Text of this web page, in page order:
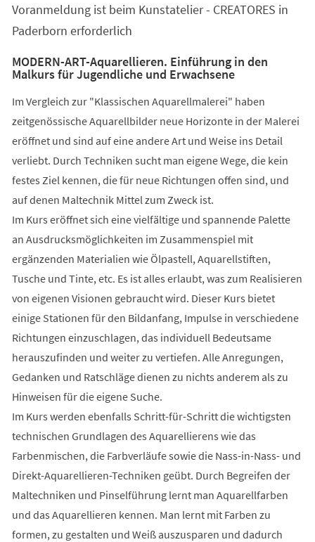
neuen
Tab)
Voranmeldung ist beim Kunstatelier - CREATORES in
Paderborn erforderlich
MODERN-ART-Aquarellieren. Einführung in den
Malkurs für Jugendliche und Erwachsene
Im Vergleich zur "Klassischen Aquarellmalerei" haben
zeitgenössische Aquarellbilder neue Horizonte in der Malerei
eröffnet und sind auf eine andere Art und Weise ins Detail
verliebt. Durch Techniken sucht man eigene Wege, die kein
festes Ziel kennen, die für neue Richtungen offen sind, und
auf denen Maltechnik Mittel zum Zweck ist.
Im Kurs eröffnet sich eine vielfältige und spannende Palette
an Ausdrucksmöglichkeiten im Zusammenspiel mit
ergänzenden Materialien wie Ölpastell, Aquarellstiften,
Tusche und Tinte, etc. Es ist alles erlaubt, was zum Realisieren
von eigenen Visionen gebraucht wird. Dieser Kurs bietet
einige Stationen für den Bildanfang, Impulse in verschiedene
Richtungen einzuschlagen, das individuell Bedeutsame
herauszufinden und weiter zu vertiefen. Alle Anregungen,
Gedanken und Ratschläge dienen zu nichts anderem als zu
Hinweisen für die eigene Suche.
Im Kurs werden ebenfalls Schritt-für-Schritt die wichtigsten
technischen Grundlagen des Aquarellierens wie das
Farbenmischen, die Farbverläufe sowie die Nass-in-Nass- und
Direkt-Aquarellieren-Techniken geübt. Durch Begreifen der
Maltechniken und Pinselführung lernt man Aquarellfarben
und das Aquarellieren kennen. Man lernt mit Farben zu
formen, zu gestalten und Weiß auszusparen und dadurch